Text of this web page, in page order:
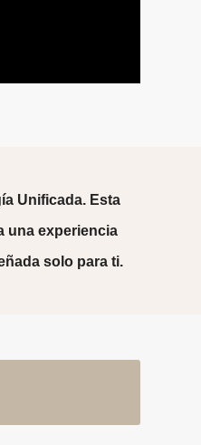
Unificada. Esta
una experiencia
solo para ti.